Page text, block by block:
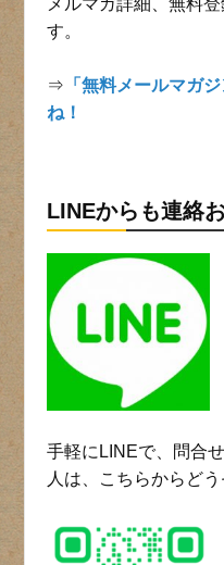
メルマガ詳細、無料
す。
⇒ 「無料メールマガ
ね！
LINEからも連絡
手軽にLINEで、問合
人は、こちらからどう